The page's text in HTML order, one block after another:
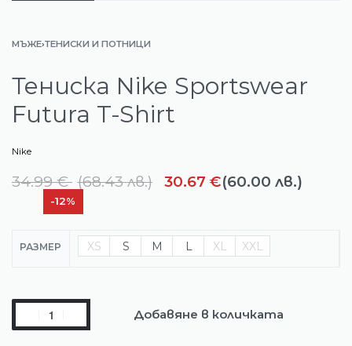
МЪЖЕ›ТЕНИСКИ И ПОТНИЦИ
Тениска Nike Sportswear
Futura T-Shirt
Nike
34.99€ (68.43лв.) 30.67 €(60.00 лв.)
-12%
РАЗМЕР XS S M L XL XXL
Добавяне в количката